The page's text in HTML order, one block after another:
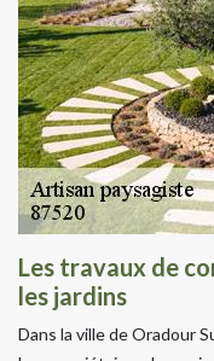
Les travaux de
les jardins
Dans la ville de Oradour